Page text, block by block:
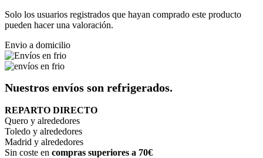
Solo los usuarios registrados que hayan comprado este producto
pueden hacer una valoración.
Envio a domicilio
Nuestros envíos son refrigerados.
REPARTO DIRECTO
Quero y alrededores
Toledo y alrededores
Madrid y alrededores
Sin coste en compras superiores a 70€